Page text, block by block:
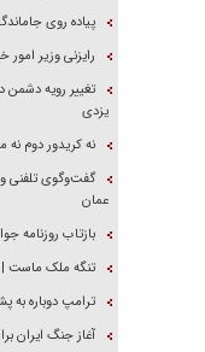
پیاده روی
رایزنی وزیر امور
تغییر رویه دشمن
یزدی
نه کریدور دوم نه
گفت‌وگوی تلفنی
عمان
بازتاب روزنامه جوان ۱۵ مرداد در
تنگه ملک ماست |
ترامپ دوباره
آغاز جنگ ایران